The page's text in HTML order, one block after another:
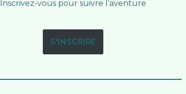
Inscrivez-vous pour suivre l’aventure
S'INSCRIRE